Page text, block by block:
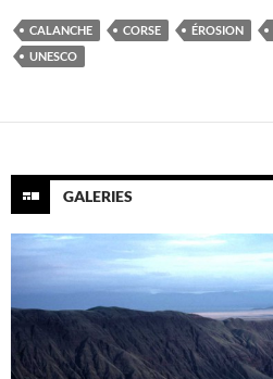
CALANCHE CORSE ÉROSION
UNESCO
GALERIES